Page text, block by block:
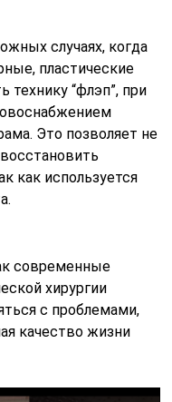
случаях, когда
пластические
технику “флэп”, при
Это позволяет не
как используется
современные
хирургии
с проблемами,
качество жизни